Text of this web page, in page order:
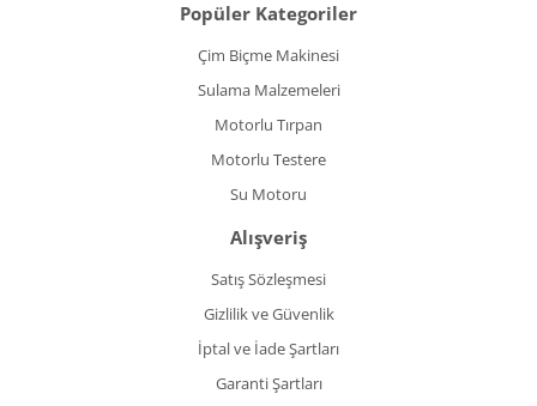
Popüler Kategoriler
Çim Biçme Makinesi
Sulama Malzemeleri
Motorlu Tırpan
Motorlu Testere
Su Motoru
Alışveriş
Satış Sözleşmesi
Gizlilik ve Güvenlik
İptal ve İade Şartları
Garanti Şartları